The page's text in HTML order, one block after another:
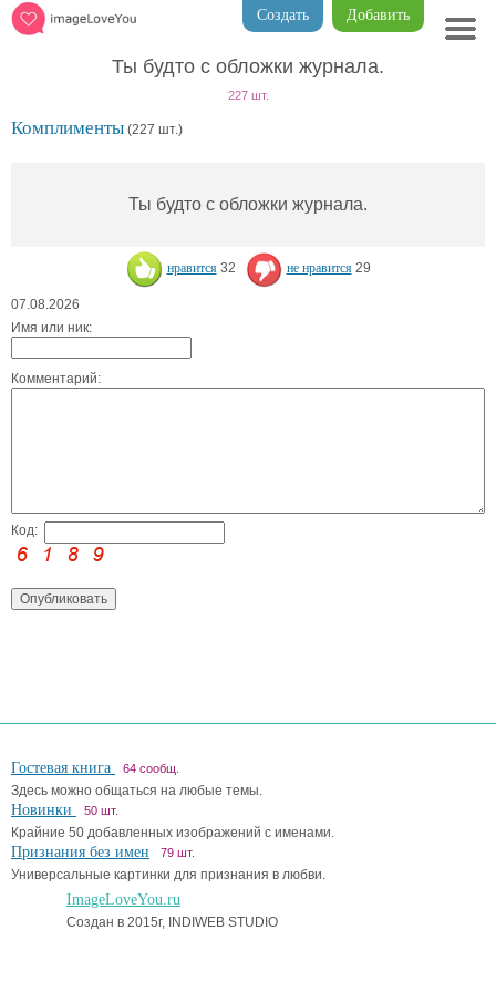
Добавить
Создать
Ты будто с обложки журнала.
227 шт.
Комплименты (227 шт.)
Ты будто с обложки журнала.
нравится 32 не нравится 29
07.08.2026
Имя или ник:
Комментарий:
Код:
Гостевая книга 64 сообщ.
Здесь можно общаться на любые темы.
Новинки 50 шт.
Крайние 50 добавленных изображений с именами.
Признания без имен 79 шт.
Универсальные картинки для признания в любви.
ImageLoveYou.ru
Создан в 2015г, INDIWEB STUDIO